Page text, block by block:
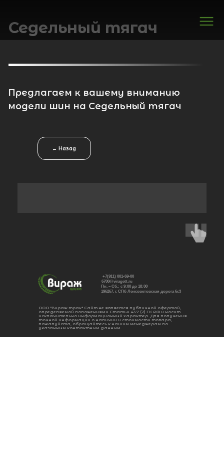
← Назад
Седельный тягач
Предлагаем к вашему вниманию
модели шин на Седельный тягач
+7(911) 001-69-00
6700@viragett.ru
196267, г. СПб Ленсоветовская дорога 6с3
Пн. – Сб.: с 9:00 до 18:00
ООО "Вираж трак" Сайт не является публичной офертой,
определяемой положениями Статьи 437 (2) ГК РФ и носит
исключительно информационный характер. Для получения
точной информации о наличии и стоимости товара,
пожалуйста, обращайтесь к нашим менеджерам по
указанным контактным данным.